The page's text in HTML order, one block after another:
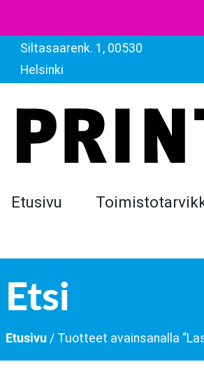
Siltasaarenk. 1, 00530
Helsinki
Etusivu
Etsi
Etusivu / Tuotteet avainsanalla